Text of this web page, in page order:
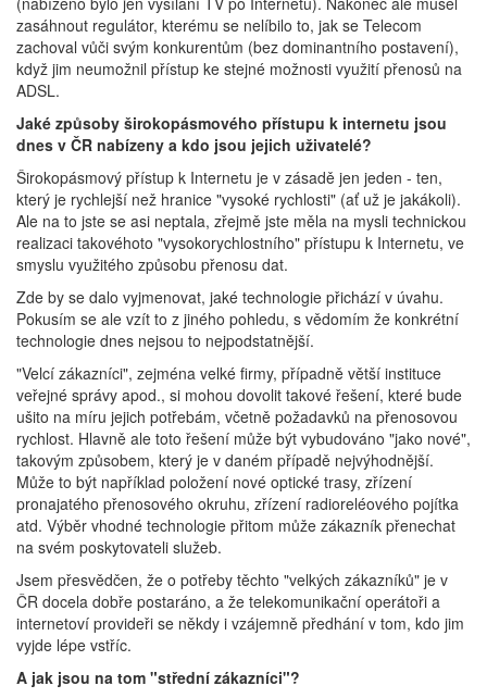
zasáhnout regulátor, kterému se nelíbilo to, jak se Telecom
zachoval vůči svým konkurentům (bez dominantního postavení),
když jim neumožnil přístup ke stejné možnosti využití přenosů na
ADSL.
Jaké způsoby širokopásmového přístupu k internetu jsou
dnes v ČR nabízeny a kdo jsou jejich uživatelé?
Širokopásmový přístup k Internetu je v zásadě jen jeden - ten,
který je rychlejší než hranice "vysoké rychlosti" (ať už je jakákoli).
Ale na to jste se asi neptala, zřejmě jste měla na mysli technickou
realizaci takovéhoto "vysokorychlostního" přístupu k Internetu, ve
smyslu využitého způsobu přenosu dat.
Zde by se dalo vyjmenovat, jaké technologie přichází v úvahu.
Pokusím se ale vzít to z jiného pohledu, s vědomím že konkrétní
technologie dnes nejsou to nejpodstatnější.
"Velcí zákazníci", zejména velké firmy, případně větší instituce
veřejné správy apod., si mohou dovolit takové řešení, které bude
ušito na míru jejich potřebám, včetně požadavků na přenosovou
rychlost. Hlavně ale toto řešení může být vybudováno "jako nové",
takovým způsobem, který je v daném případě nejvýhodnější.
Může to být například položení nové optické trasy, zřízení
pronajatého přenosového okruhu, zřízení radioreléového pojítka
atd. Výběr vhodné technologie přitom může zákazník přenechat
na svém poskytovateli služeb.
Jsem přesvědčen, že o potřeby těchto "velkých zákazníků" je v
ČR docela dobře postaráno, a že telekomunikační operátoři a
internetoví provideři se někdy i vzájemně předhání v tom, kdo jim
vyjde lépe vstříc.
A jak jsou na tom "střední zákazníci"?